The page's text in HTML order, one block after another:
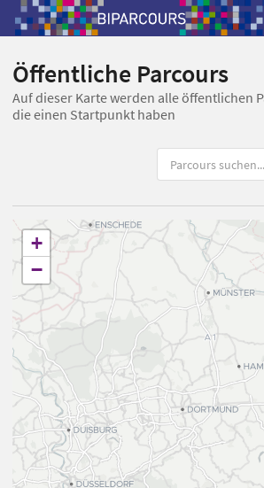
Öffentliche Parcours
Auf dieser Karte werden alle öffentlichen
die einen Startpunkt haben
+
−